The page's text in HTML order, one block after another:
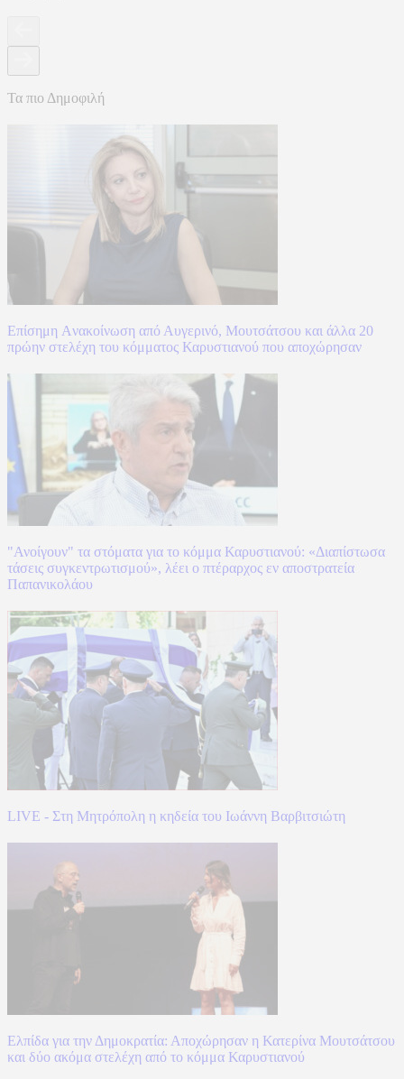
Τα πιο Δημοφιλή
Επίσημη Aνακοίνωση από Αυγερινό, Μουτσάτσου και άλλα 20
πρώην στελέχη του κόμματος Καρυστιανού που αποχώρησαν
"Ανοίγουν" τα στόματα για το κόμμα Καρυστιανού: «Διαπίστωσα
τάσεις συγκεντρωτισμού», λέει ο πτέραρχος εν αποστρατεία
Παπανικολάου
LIVE - Στη Μητρόπολη η κηδεία του Ιωάννη Βαρβιτσιώτη
Ελπίδα για την Δημοκρατία: Αποχώρησαν η Κατερίνα Μουτσάτσου
και δύο ακόμα στελέχη από το κόμμα Καρυστιανού